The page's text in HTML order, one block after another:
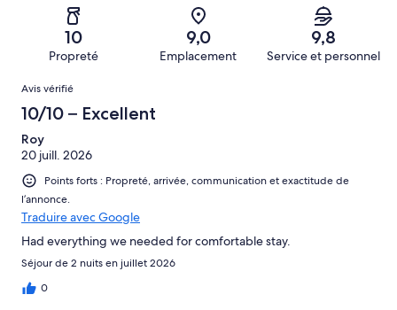
sur 574.
sur 574.
10
Propreté
9,0
Emplacement
9,8
Service et personnel
Avis
Avis vérifié
10/10 – Excellent
Roy
20 juill. 2026
Points forts : Propreté, arrivée, communication et exactitude de
l’annonce.
Traduire avec Google
Had everything we needed for comfortable stay.
Séjour de 2 nuits en juillet 2026
0